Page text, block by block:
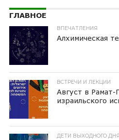
ГЛАВНОЕ
ВПЕЧАТЛЕНИЯ
Алхимическая
ВСТРЕЧИ И ЛЕКЦИИ
Август в Рамат-
израильского
ДЕТИ ВЫХОДНОГО ДНЯ